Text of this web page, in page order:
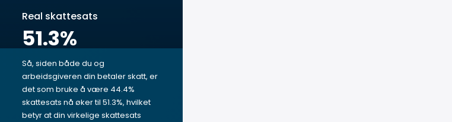
Real skattesats
51.3%
Så, siden både du og
arbeidsgiveren din betaler skatt, er
det som bruke å være 44.4%
skattesats nå øker til 51.3%, hvilket
betyr at din virkelige skattesats